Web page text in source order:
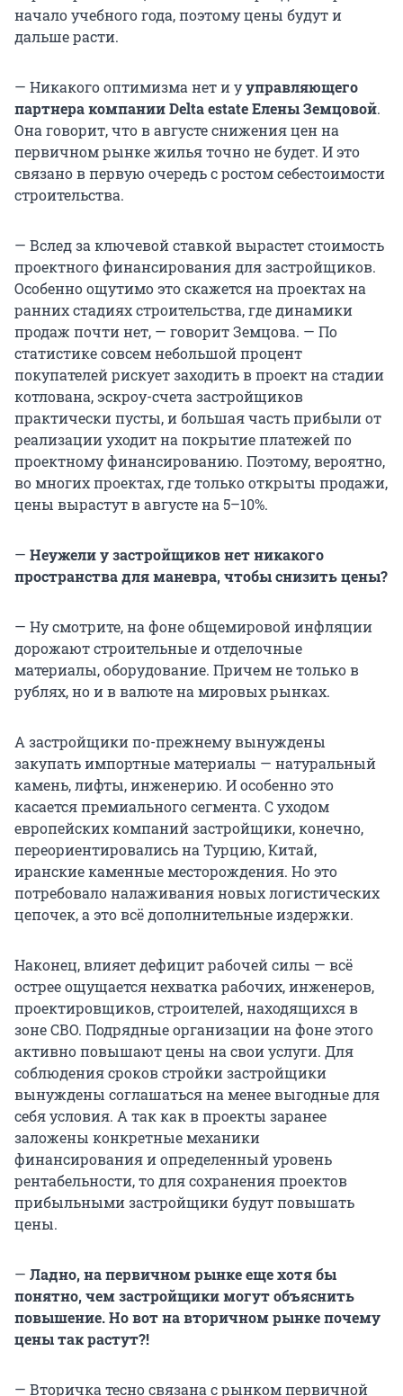
начало учебного года, поэтому цены будут и
дальше расти.
— Никакого оптимизма нет и ууправляющего
партнера компании Delta estate Елены Земцовой.
Она говорит, что в августе снижения цен на
первичном рынке жилья точно не будет. И это
связано в первую очередь с ростом себестоимости
строительства.
— Вслед за ключевой ставкой вырастет стоимость
проектного финансирования для застройщиков.
Особенно ощутимо это скажется на проектах на
ранних стадиях строительства, где динамики
продаж почти нет, — говорит Земцова. — По
статистике совсем небольшой процент
покупателей рискует заходить в проект на стадии
котлована, эскроу-счета застройщиков
практически пусты, и большая часть прибыли от
реализации уходит на покрытие платежей по
проектному финансированию. Поэтому, вероятно,
во многих проектах, где только открыты продажи,
цены вырастут в августе на 5–10%.
— Неужели у застройщиков нет никакого
пространства для маневра, чтобы снизить цены?
— Ну смотрите, на фоне общемировой инфляции
дорожают строительные и отделочные
материалы, оборудование. Причем не только в
рублях, но и в валюте на мировых рынках.
А застройщики по-прежнему вынуждены
закупать импортные материалы — натуральный
камень, лифты, инженерию. И особенно это
касается премиального сегмента. С уходом
европейских компаний застройщики, конечно,
переориентировались на Турцию, Китай,
иранские каменные месторождения. Но это
потребовало налаживания новых логистических
цепочек, а это всё дополнительные издержки.
Наконец, влияет дефицит рабочей силы — всё
острее ощущается нехватка рабочих, инженеров,
проектировщиков, строителей, находящихся в
зоне СВО. Подрядные организации на фоне этого
активно повышают цены на свои услуги. Для
соблюдения сроков стройки застройщики
вынуждены соглашаться на менее выгодные для
себя условия. А так как в проекты заранее
заложены конкретные механики
финансирования и определенный уровень
рентабельности, то для сохранения проектов
прибыльными застройщики будут повышать
цены.
— Ладно, на первичном рынке еще хотя бы
понятно, чем застройщики могут объяснить
повышение. Но вот на вторичном рынке почему
цены так растут?!
— Вторичка тесно связана с рынком первичной